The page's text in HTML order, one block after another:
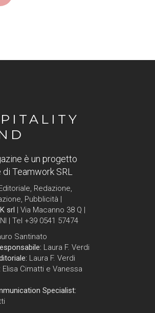
è un progetto
Teamwork SRL
Redazione,
Pubblicità |
srl
| Via Macanno 38 Q |
| Tel +39 0541 57474
Santinato
Laura F. Verdi
Laura F. Verdi
Elisa Cimatti e Vanessa
Specialist: